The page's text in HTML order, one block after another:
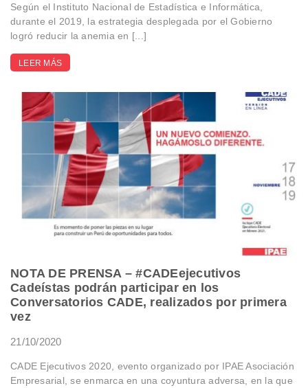
Según el Instituto Nacional de Estadística e Informática,
durante el 2019, la estrategia desplegada por el Gobierno
logró reducir la anemia en [...]
LEER MÁS
NOTA DE PRENSA – #CADEejecutivos
Cadeístas podrán participar en los
Conversatorios CADE, realizados por primera
vez
21/10/2020
CADE Ejecutivos 2020, evento organizado por IPAE Asociación
Empresarial, se enmarca en una coyuntura adversa, en la que